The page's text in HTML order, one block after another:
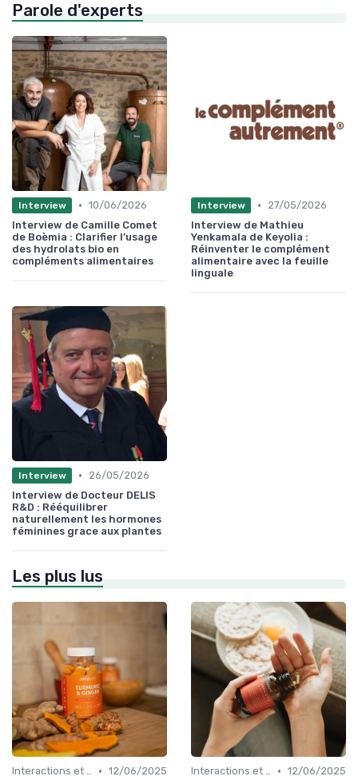
Parole d'experts
Interview • 10/06/2026
Interview de Camille Comet
de Boèmia : Clarifier l’usage
des hydrolats bio en
compléments alimentaires
Interview •
27/05/2026
Interview de Mathieu
Yenkamala de Keyolia :
Réinventer le complément
alimentaire avec la feuille
linguale
Interview •
26/05/2026
Interview de Docteur DELIS
R&D : Rééquilibrer
naturellement les hormones
féminines grace aux plantes
Les plus lus
Interactions et contre-indications • 12/06/2025
Interactions et contre-indications • 12/06/2025